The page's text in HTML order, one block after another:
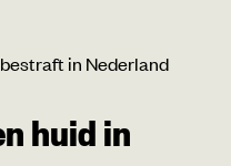
in Nederland
huid in